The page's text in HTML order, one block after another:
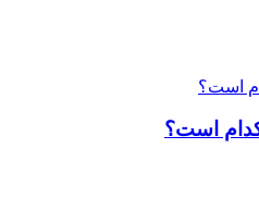
کدام است؟